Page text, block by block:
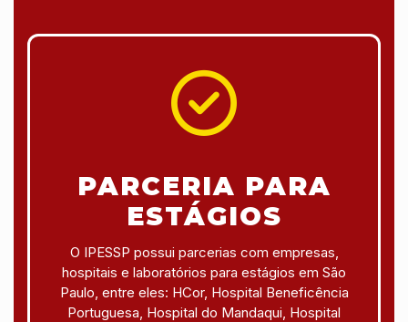
PARCERIA PARA
ESTÁGIOS
O IPESSP possui parcerias com empresas,
hospitais e laboratórios para estágios em São
Paulo, entre eles: HCor, Hospital Beneficência
Portuguesa, Hospital do Mandaqui, Hospital